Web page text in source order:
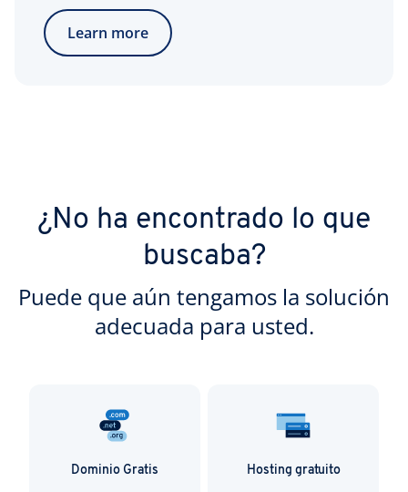
Learn more
¿No ha encontrado lo que
buscaba?
Puede que aún tengamos la solución
adecuada para usted.
Dominio Gratis Hosting gratuito